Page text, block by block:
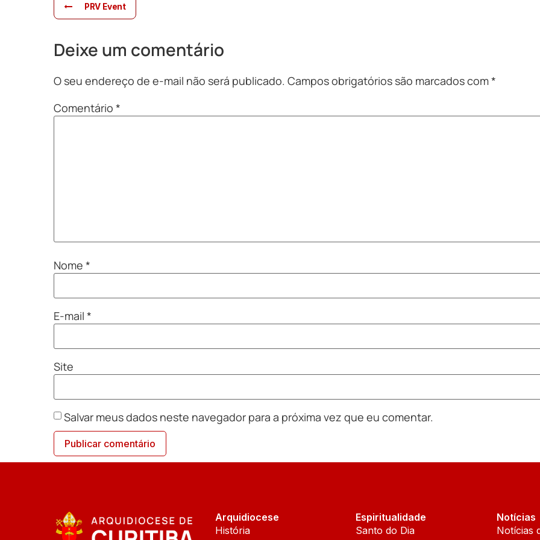
PRV Event
Deixe um comentário
O seu endereço de e-mail não será publicado. Campos obrigatórios são marcados com*
Comentário *
Nome *
E-mail *
Site
Salvar meus dados neste navegador para a próxima vez que eu comentar.
Arquidiocese
História
Espiritualidade
Santo do Dia
Notícias
Notícias